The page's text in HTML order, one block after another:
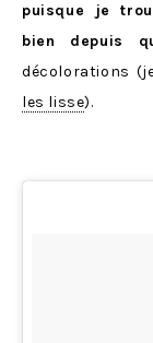
puisque je
bien depuis
décolorations
les lisse).